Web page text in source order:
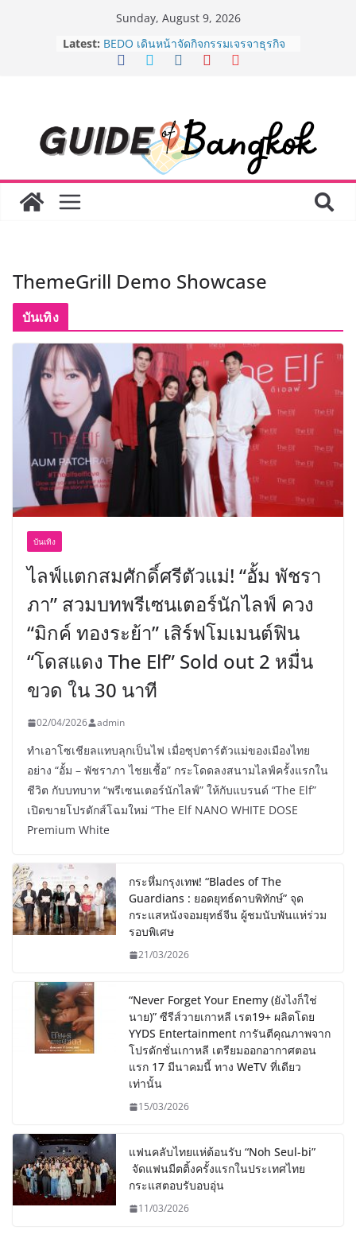
Sunday, August 9, 2026
Latest: AirAsia X SEE FAH พันธมิตรทางธุรกิจ
ยาวนานกว่า 20 ปี ต่อยอดเสิร์ฟความ
“BIO TRADE CONNECT 2026” ยก
ระดับผลิตภัณฑ์ท้องถิ่นสู่ตลาดเชิง
พาณิชย์อย่างยั่งยืน
LORDNINE จัดศึกคนดังสายเกม ไทย
ปะทะ ฟิลิปปินส์ ใน “Rise of the Tenth
มหาวิทยาลัยเท่านั้น แต่ยังเตรียมพวก
ประเทศ จัดประชุมใหญ่แห่งปี พบ CEO
“ดร.ปิยะวัฒน์” ถ่ายทอดวิสัยทัศน์ธุรกิจ
พร้อมฟรีคอนเสิร์ต “โชค รถแห่” ยกวง
ThemeGrill Demo Showcase
บันเทิง
บันเทิง
ไลฟ์แตกสมศักดิ์ศรีตัวแม่! “อั้ม พัชรา
ภา” สวมบทพรีเซนเตอร์นักไลฟ์ ควง
“มิกค์ ทองระย้า” เสิร์ฟโมเมนต์ฟิน
“โดสแดง The Elf” Sold out 2 หมื่น
ขวด ใน 30 นาที
02/04/2026 admin
ทำเอาโซเชียลแทบลุกเป็นไฟ เมื่อซุปตาร์ตัวแม่ของเมืองไทย
อย่าง “อั้ม – พัชราภา ไชยเชื้อ” กระโดดลงสนามไลฟ์ครั้งแรกใน
ชีวิต กับบทบาท “พรีเซนเตอร์นักไลฟ์” ให้กับแบรนด์ “The Elf”
เปิดขายโปรดักส์โฉมใหม่ “The Elf NANO WHITE DOSE
Premium White
กระหึ่มกรุงเทพ! “Blades of The
Guardians : ยอดยุทธ์ดาบพิทักษ์” จุด
กระแสหนังจอมยุทธ์จีน ผู้ชมนับพันแห่ร่วม
รอบพิเศษ
21/03/2026
“Never Forget Your Enemy (ยังไงก็ใช่
นาย)” ซีรีส์วายเกาหลี เรต19+ ผลิตโดย
YYDS Entertainment การันตีคุณภาพจาก
โปรดักชั่นเกาหลี เตรียมออกอากาศตอน
แรก 17 มีนาคมนี้ ทาง WeTV ที่เดียว
เท่านั้น
15/03/2026
แฟนคลับไทยแห่ต้อนรับ “Noh Seul-bi”
จัดแฟนมีตติ้งครั้งแรกในประเทศไทย
กระแสตอบรับอบอุ่น
11/03/2026